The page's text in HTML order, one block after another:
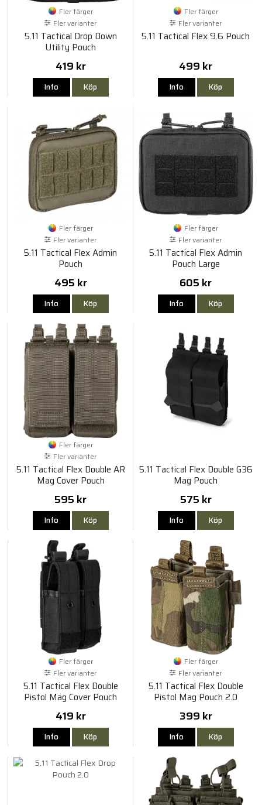
Fler färger
Fler varianter
5.11 Tactical Drop Down
Utility Pouch
419 kr
Info Köp
Fler färger
Fler varianter
5.11 Tactical Flex 9.6 Pouch
499 kr
Info Köp
Fler färger
Fler varianter
5.11 Tactical Flex Admin
Pouch
495 kr
Info Köp
Fler färger
Fler varianter
5.11 Tactical Flex Admin
Pouch Large
605 kr
Info Köp
Fler färger
Fler varianter
5.11 Tactical Flex Double AR
Mag Cover Pouch
595 kr
Info Köp
5.11 Tactical Flex Double G36
Mag Pouch
575 kr
Info Köp
Fler färger
Fler varianter
5.11 Tactical Flex Double
Pistol Mag Cover Pouch
419 kr
Info Köp
Fler färger
Fler varianter
5.11 Tactical Flex Double
Pistol Mag Pouch 2.0
399 kr
Info Köp